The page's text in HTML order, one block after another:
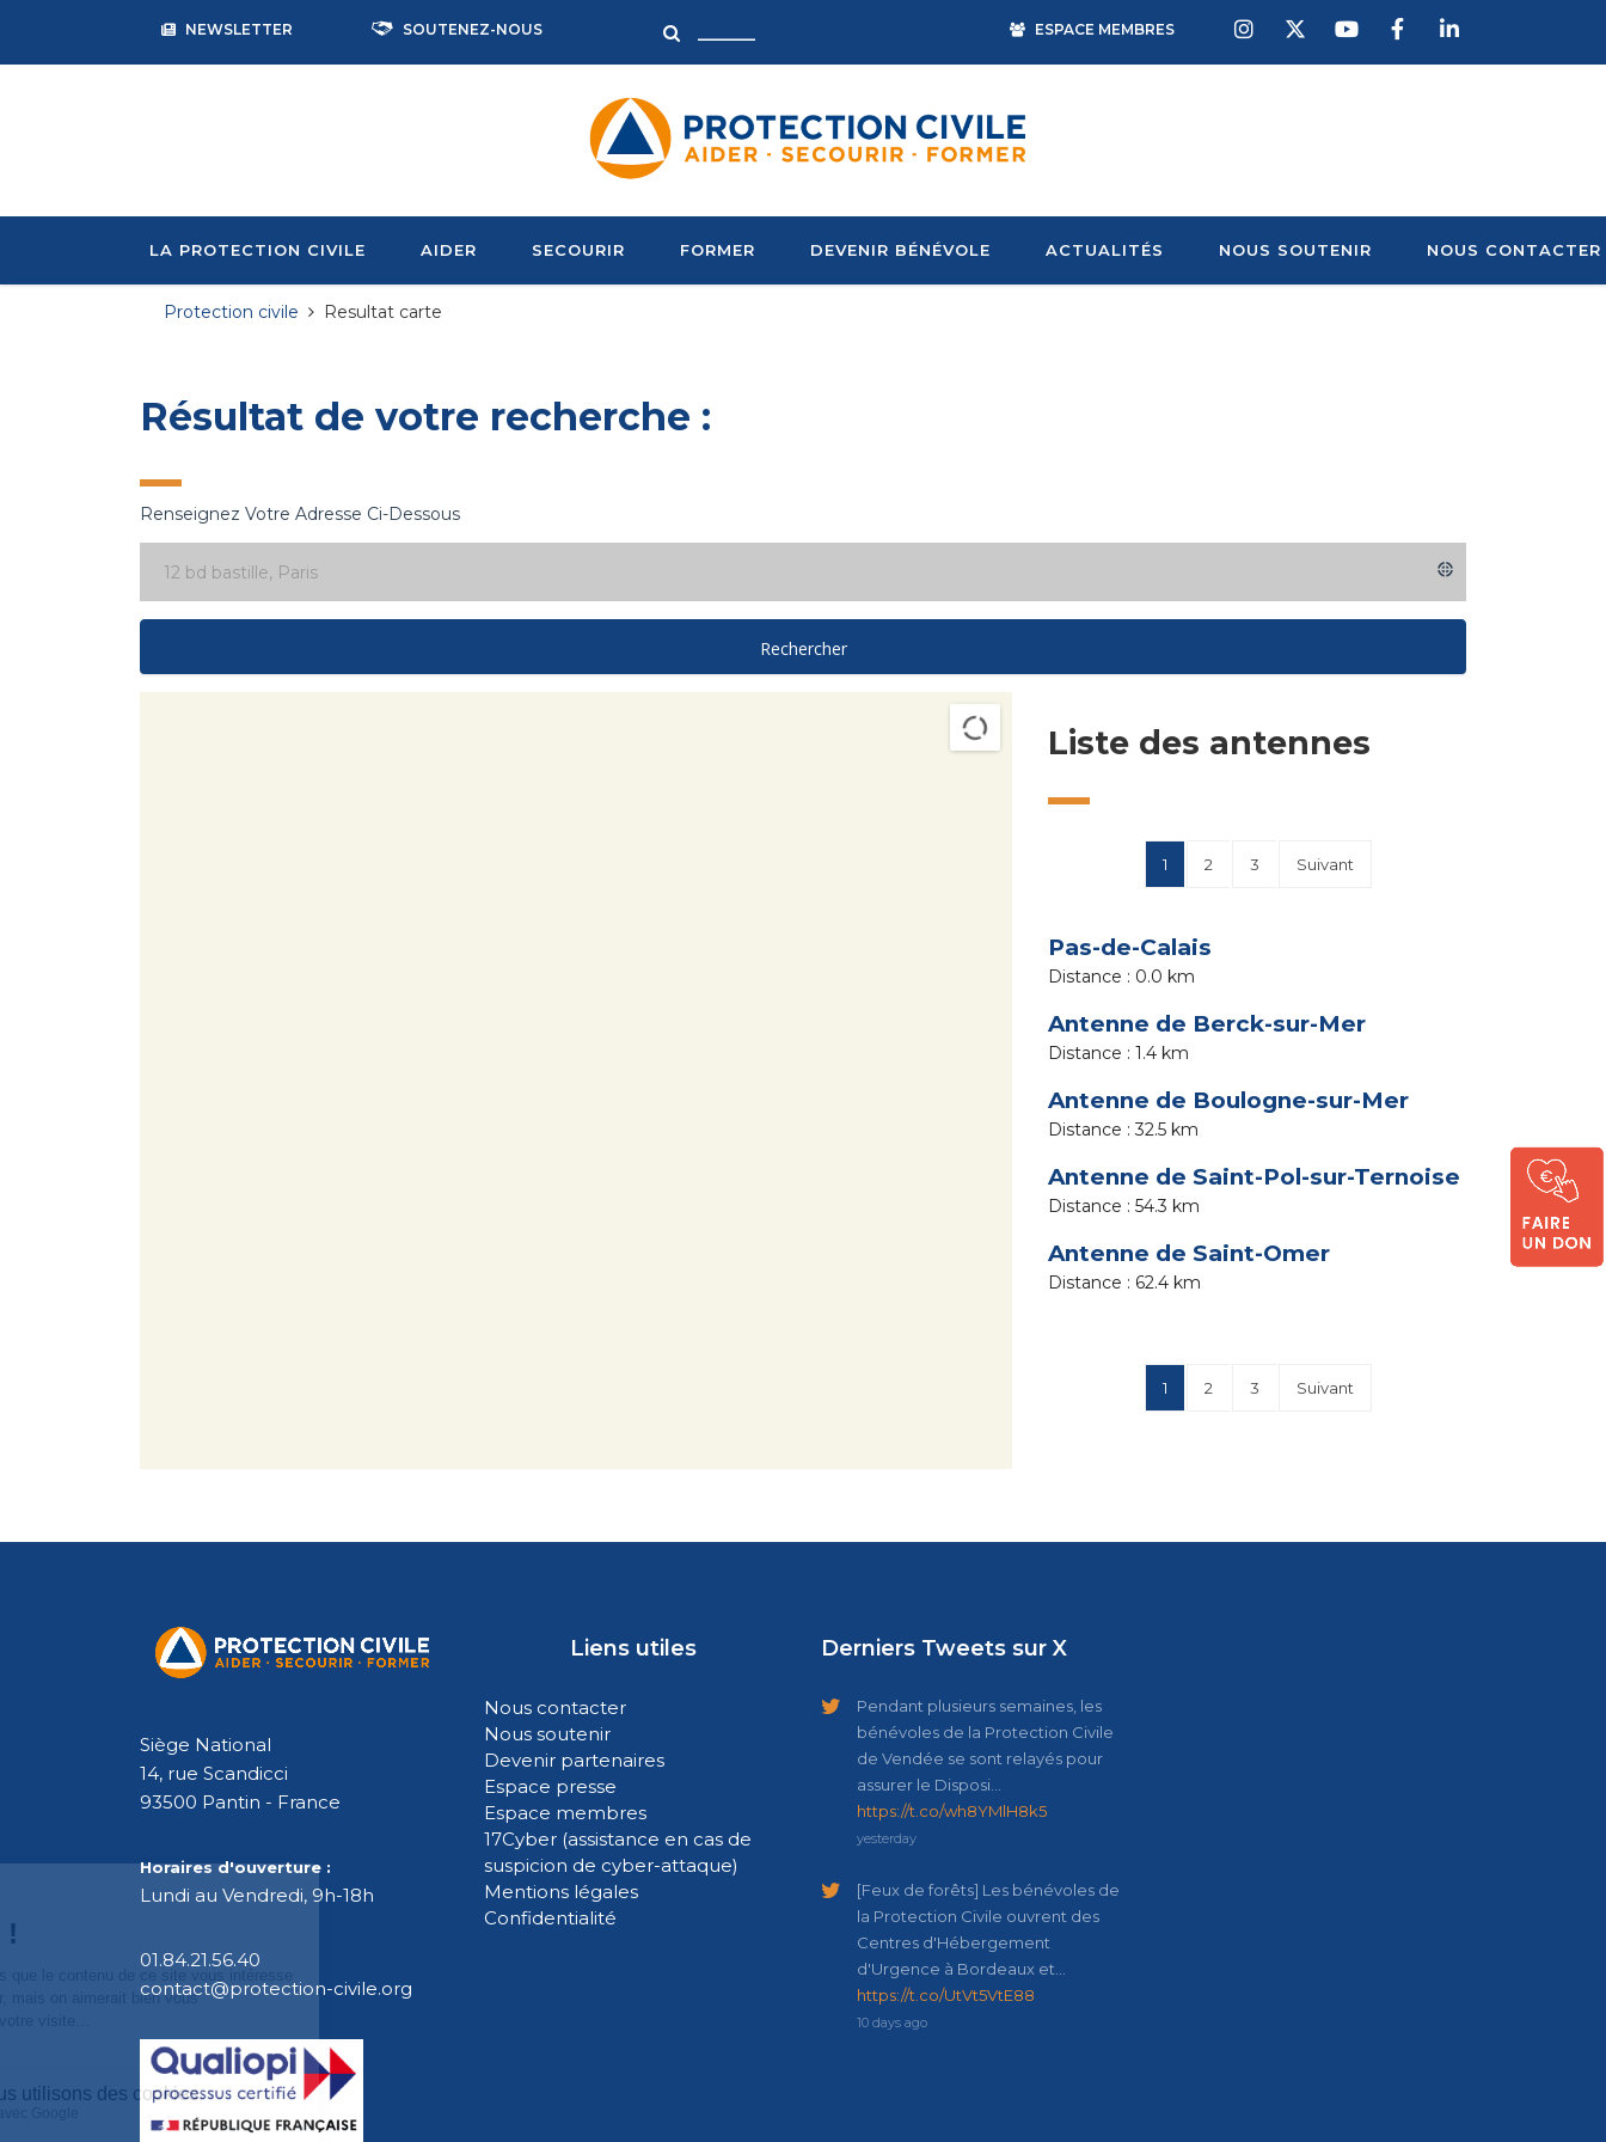
NEWSLETTER SOUTENEZ-NOUS ESPACE MEMBRES
LA PROTECTION CIVILE AIDER SECOURIR FORMER DEVENIR BÉNÉVOLE ACTUALITÉS NOUS SOUTENIR NOUS CONTACTER
Protection civile Resultat carte
Résultat de votre recherche :
Renseignez Votre Adresse Ci-Dessous
Liste des antennes
1 2 3 Suivant
Pas-de-Calais
0.0 km
Antenne de Berck-sur-Mer
1.4 km
Antenne de Boulogne-sur-Mer
32.5 km
Antenne de Saint-Pol-sur-Ternoise
54.3 km
Antenne de Saint-Omer
62.4 km
1 2 3 Suivant
Siège National
14, rue Scandicci
93500 Pantin - France
Horaires d'ouverture :
Lundi au Vendredi, 9h-18h
01.84.21.56.40
contact@protection-civile.org
Liens utiles
Nous contacter
Nous soutenir
Devenir partenaires
Espace presse
Espace membres
17Cyber (assistance en cas de
suspicion de cyber-attaque)
Mentions légales
Confidentialité
Derniers Tweets sur X
Pendant plusieurs semaines, les
bénévoles de la Protection Civile
de Vendée se sont relayés pour
assurer le Disposi…
https://t.co/wh8YMlH8k5
yesterday
[Feux de forêts] Les bénévoles de
la Protection Civile ouvrent des
Centres d'Hébergement
d'Urgence à Bordeaux et…
https://t.co/UtVt5VtE88
10 days ago